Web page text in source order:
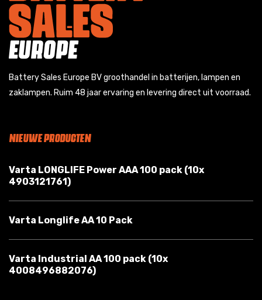
Battery Sales Europe BV groothandel in batterijen, lampen en
zaklampen. Ruim 48 jaar ervaring en levering direct uit voorraad.
NIEUWE PRODUCTEN
Varta LONGLIFE Power AAA 100 pack (10x
4903121761)
Varta Longlife AA 10 Pack
Varta Industrial AA 100 pack (10x
4008496882076)